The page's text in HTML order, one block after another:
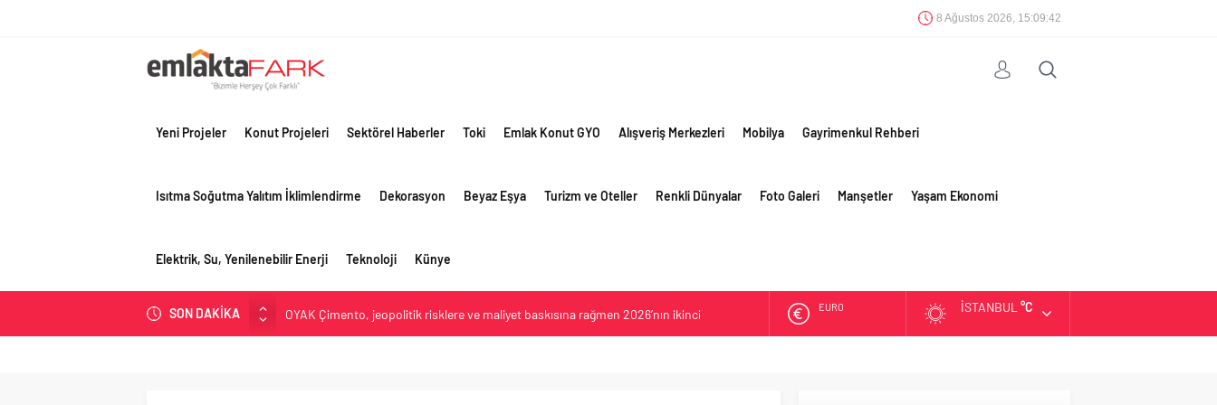
8 Ağustos 2026, 15:09:43
Yeni Projeler Konut Projeleri Sektörel Haberler Toki Emlak Konut GYO Alışveriş Merkezleri Mobilya Gayrimenkul Rehberi
Isıtma Soğutma Yalıtım İklimlendirme Dekorasyon Beyaz Eşya Turizm ve Oteller Renkli Dünyalar Foto Galeri Manşetler Yaşam Ekonomi
Elektrik, Su, Yenilenebilir Enerji Teknoloji Künye
SON DAKİKA
OYAK Çimento, jeopolitik risklere ve maliyet baskısına rağmen 2026’nın ikinci
ALTIN İSTANBUL °C